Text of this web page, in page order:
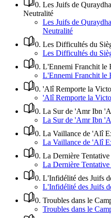
0. Les Juifs de
Neutralité
Les Juifs de
Neutralité
0. Les Difficultés du
Les Difficultés du
0. L'Ennemi Franchit le
L'Ennemi Franchit le
0. 'Alî Remporte la
'Alî Remporte la
0. La Sur de 'Amr Ibn
La Sur de 'Amr Ibn
0. La Vaillance de 'Alî
La Vaillance de 'Alî
0. La Dernière
La Dernière
0. L'Infidélité des Juifs
L'Infidélité des Juifs
0. Troubles dans le
Troubles dans le